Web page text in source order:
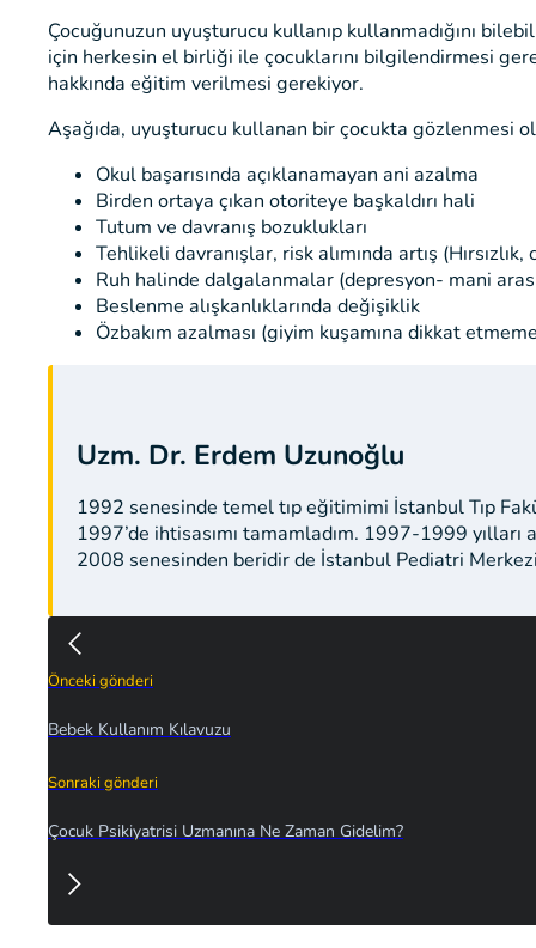
Çocuğunuzun uyuşturucu kullanıp kullanmadığını
için herkesin el birliği ile çocuklarını bilgilendirmesi
hakkında eğitim verilmesi gerekiyor.
Aşağıda, uyuşturucu kullanan bir çocukta gözlenmesi
Okul başarısında açıklanamayan ani azalma
Birden ortaya çıkan otoriteye başkaldırı hali
Tutum ve davranış bozuklukları
Tehlikeli davranışlar, risk alımında artış
Ruh halinde dalgalanmalar (depresyon- mani
Beslenme alışkanlıklarında değişiklik
Özbakım azalması (giyim kuşamına dikkat
Uzm. Dr. Erdem Uzunoğlu
1992 senesinde temel tıp eğitimimi İstanbul Tıp
1997’de ihtisasımı tamamladım. 1997-1999
2008 senesinden beridir de İstanbul Pediatri
Önceki gönderi
Bebek Kullanım Kılavuzu
Sonraki gönderi
Çocuk Psikiyatrisi Uzmanına Ne Zaman Gidelim?